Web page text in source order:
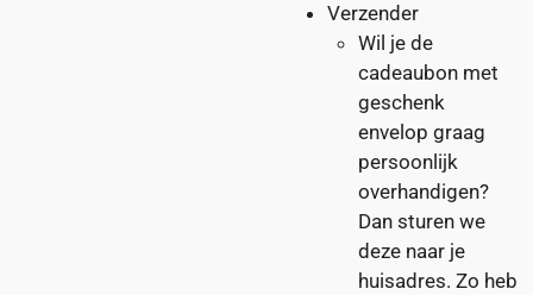
Verzender
Wil je de
cadeaubon met
geschenk
envelop graag
persoonlijk
overhandigen?
Dan sturen we
deze naar je
huisadres. Zo heb